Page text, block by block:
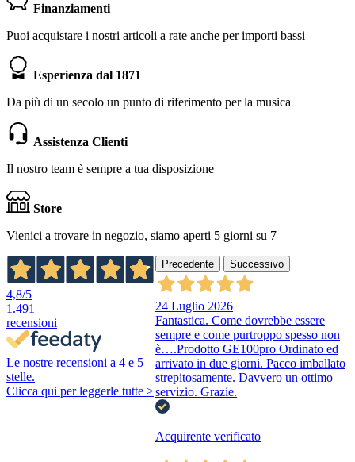
Finanziamenti
Puoi acquistare i nostri articoli a rate anche per importi bassi
Esperienza dal 1871
Da più di un secolo un punto di riferimento per la musica
Assistenza Clienti
Il nostro team è sempre a tua disposizione
Store
Vienici a trovare in negozio, siamo aperti 5 giorni su 7
4,8/5
1.491
recensioni
Le nostre recensioni a 4 e 5
stelle.
Clicca qui per leggerle tutte >
Precedente Successivo
24 Luglio 2026
Fantastica. Come dovrebbe essere
sempre e come purtroppo spesso non
è….Prodotto GE100pro Ordinato ed
arrivato in due giorni. Pacco imballato
strepitosamente. Davvero un ottimo
servizio. Grazie.
Acquirente verificato